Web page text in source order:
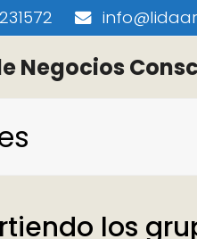
Negocios
los